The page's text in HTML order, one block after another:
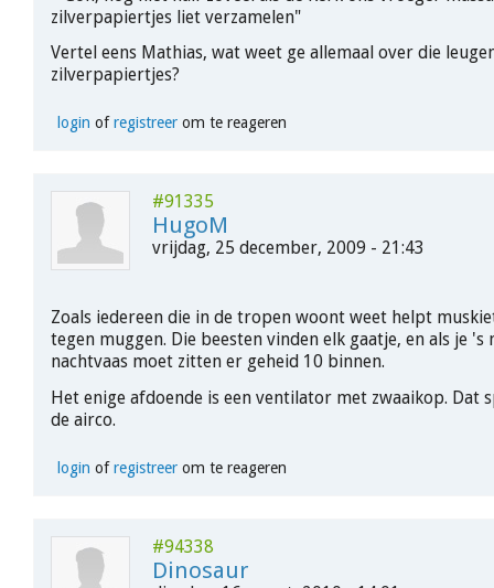
zilverpapiertjes liet verzamelen"
Vertel eens Mathias, wat weet ge allemaal over die
zilverpapiertjes?
login ofregistreerom te reageren
#91335
HugoM
vrijdag, 25 december, 2009 - 21:43
Zoals iedereen die in de tropen woont weet helpt
tegen muggen. Die beesten vinden elk gaatje, en als je 's
nachtvaas moet zitten er geheid 10 binnen.
Het enige afdoende is een ventilator met zwaaikop. Dat
de airco.
login ofregistreerom te reageren
#94338
Dinosaur